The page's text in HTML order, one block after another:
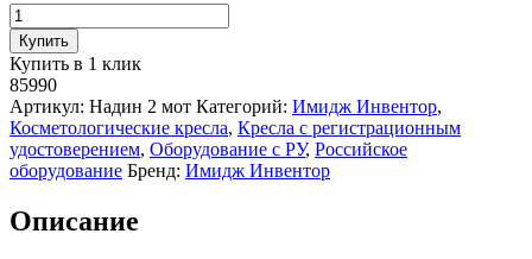
Количество
товара
Косметологическое
кресло
Надин
2
электромотора
Имеется
РУ
Купить
Купить в 1 клик
85990
Артикул: Надин 2 мот Категорий: Имидж Инвентор,
Косметологические кресла, Кресла с регистрационным
удостоверением, Оборудование с РУ, Российское
оборудование Бренд: Имидж Инвентор
Описание